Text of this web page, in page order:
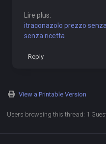
Lire plus:
itraconazolo prezzo
senza ricetta
Reply
View a Printable Version
Users browsing this thread: 1